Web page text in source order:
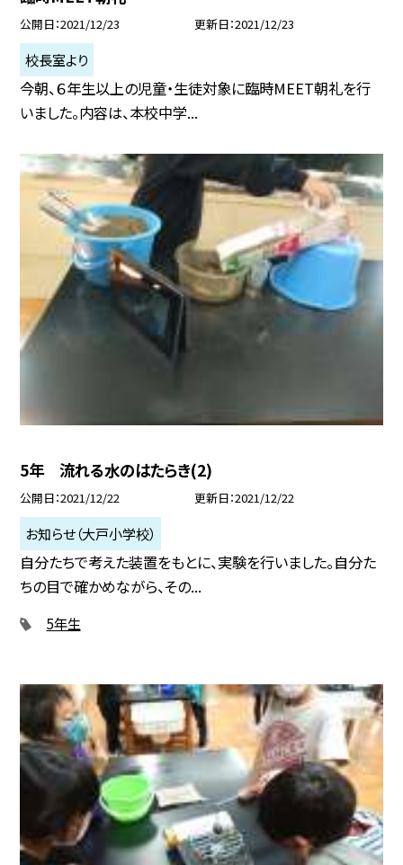
公開日 2021/12/23 更新日 2021/12/23
校長室より
今朝、６年生以上の児童・生徒対象に臨時MEET朝礼を行
いました。内容は、本校中学...
5年 流れる水のはたらき(2)
公開日 2021/12/22 更新日 2021/12/22
お知らせ（大戸小学校）
自分たちで考えた装置をもとに、実験を行いました。自分た
ちの目で確かめながら、その...
5年生